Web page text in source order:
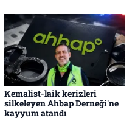
Kemalist-laik kerizleri
silkeleyen Ahbap Derneği'ne
kayyum atandı